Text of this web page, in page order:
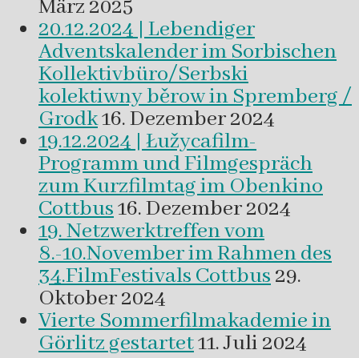
März 2025
20.12.2024 | Lebendiger
Adventskalender im Sorbischen
Kollektivbüro/Serbski
kolektiwny běrow in Spremberg /
Grodk16. Dezember 2024
19.12.2024 | Łužycafilm-
Programm und Filmgespräch
zum Kurzfilmtag im Obenkino
Cottbus16. Dezember 2024
19. Netzwerktreffen vom
8.-10.November im Rahmen des
34.FilmFestivals Cottbus 29.
Oktober 2024
Vierte Sommerfilmakademie in
Görlitz gestartet11. Juli 2024